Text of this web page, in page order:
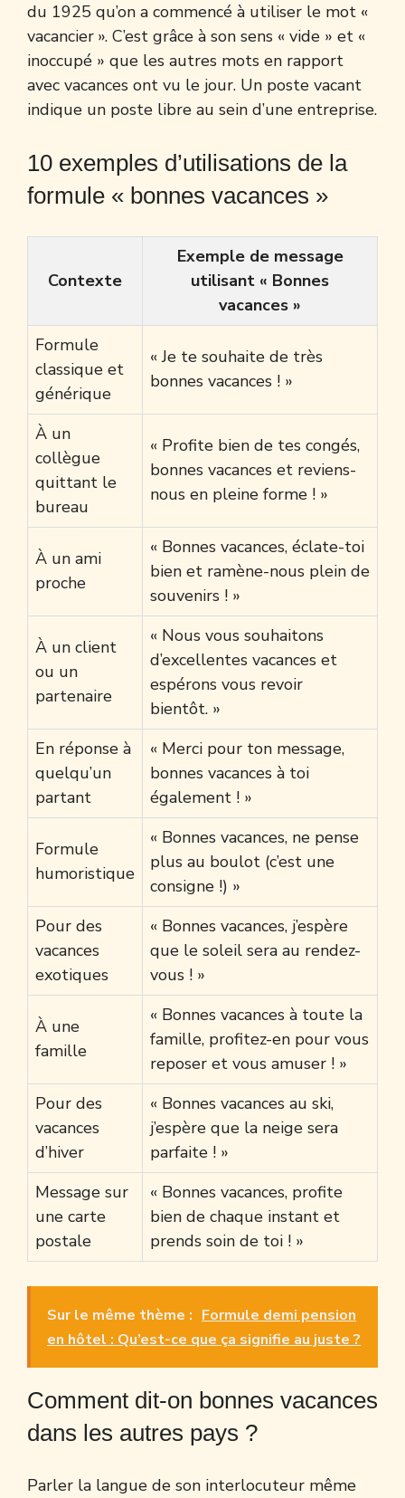
du 1925 qu’on a commencé à utiliser le mot «
vacancier ». C’est grâce à son sens « vide » et «
inoccupé » que les autres mots en rapport
avec vacances ont vu le jour. Un poste vacant
indique un poste libre au sein d’une entreprise.
10 exemples d’utilisations de la
formule « bonnes vacances »
Contexte
Exemple de message
utilisant « Bonnes
vacances »
Formule
classique et
générique
« Je te souhaite de très
bonnes vacances ! »
À un
collègue
quittant le
bureau
« Profite bien de tes congés,
bonnes vacances et reviens-
nous en pleine forme ! »
À un ami
proche
« Bonnes vacances, éclate-toi
bien et ramène-nous plein de
souvenirs ! »
À un client
ou un
partenaire
« Nous vous souhaitons
d’excellentes vacances et
espérons vous revoir
bientôt. »
En réponse à
quelqu’un
partant
« Merci pour ton message,
bonnes vacances à toi
également ! »
Formule
humoristique
« Bonnes vacances, ne pense
plus au boulot (c’est une
consigne !) »
Pour des
vacances
exotiques
« Bonnes vacances, j’espère
que le soleil sera au rendez-
vous ! »
À une
famille
« Bonnes vacances à toute la
famille, profitez-en pour vous
reposer et vous amuser ! »
Pour des
vacances
d’hiver
« Bonnes vacances au ski,
j’espère que la neige sera
parfaite ! »
Message sur
une carte
postale
« Bonnes vacances, profite
bien de chaque instant et
prends soin de toi ! »
Sur le même thème : Formule demi pension
en hôtel : Qu’est-ce que ça signifie au juste ?
Comment dit-on bonnes vacances
dans les autres pays ?
Parler la langue de son interlocuteur même